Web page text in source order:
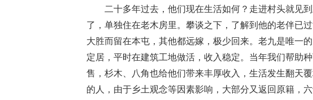
二十多年过去，他们现在生活如何？走进村头就见
了，单独住在老木房里。攀谈之下，了解到他的老伴已
大胜而留在本屯，其他都远嫁，极少回来。老九是唯一
定居，平时在建筑工地做活，收入稳定。当年我们帮助
售，杉木、八角也给他们带来丰厚收入，生活发生翻天
的人，由于乡土观念等因素影响，大部分又返回原籍，